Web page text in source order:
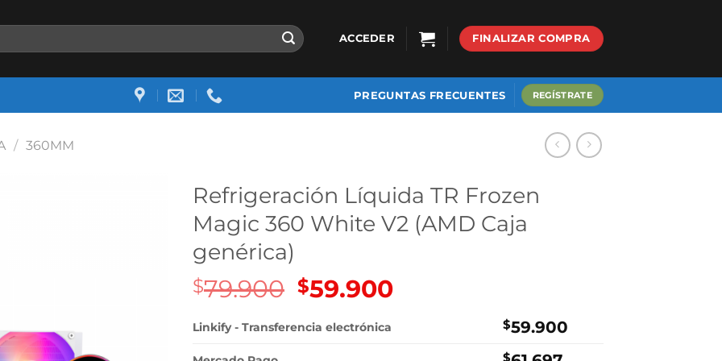
ACCEDER FINALIZAR COMPRA
PREGUNTAS FRECUENTES REGÍSTRATE
/ 360MM
Refrigeración Líquida TR Frozen
Magic 360 White V2 (AMD Caja
genérica)
$79.900 El
precio
original
$59.900El
Linkify - Transferencia electrónica $59.900
$